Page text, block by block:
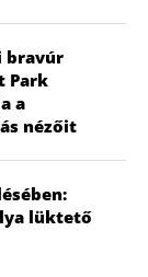
bravúr
Park
a
nézőit
lüktető